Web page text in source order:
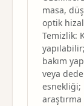
masa,
optik
Temizlik:
bakım
veya
esnekliği;